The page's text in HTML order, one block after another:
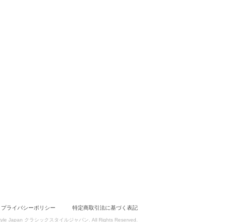
プライバシーポリシー 特定商取引法に基づく表記
Japan クラシックスタイルジャパン. All Rights Reserved.